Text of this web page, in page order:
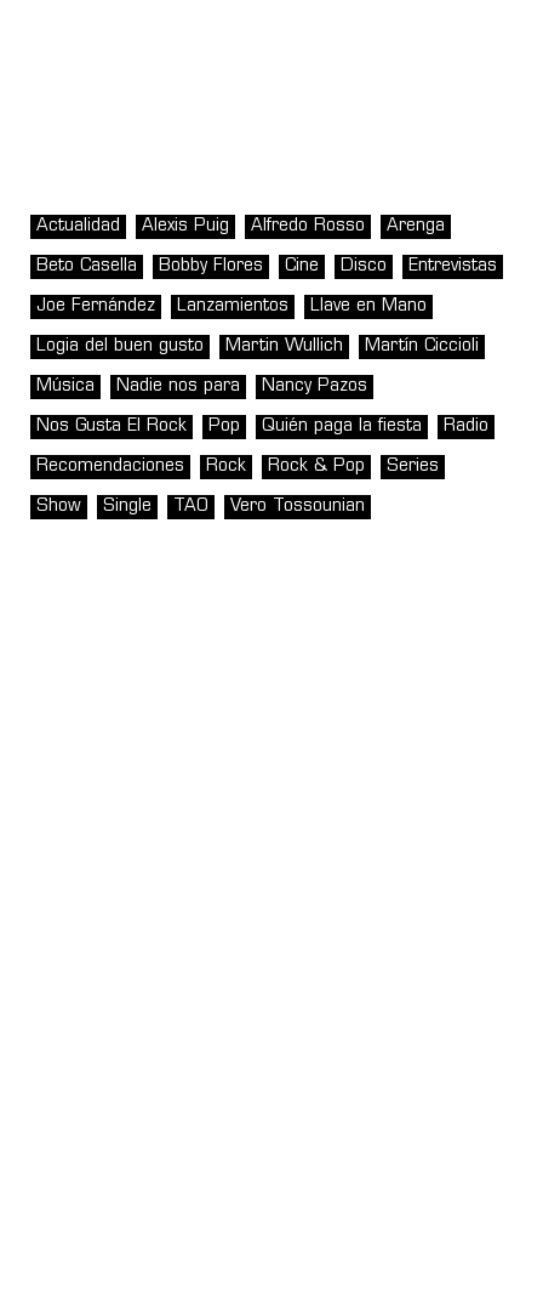
Actualidad Alexis Puig Alfredo Rosso Arenga
Beto Casella Bobby Flores Cine Disco Entrevistas
Joe Fernández Lanzamientos Llave en Mano
Logia del buen gusto Martin Wullich Martín Ciccioli
Música Nadie nos para Nancy Pazos
Nos Gusta El Rock Pop Quién paga la fiesta Radio
Recomendaciones Rock Rock & Pop Series
Show Single TAO Vero Tossounian